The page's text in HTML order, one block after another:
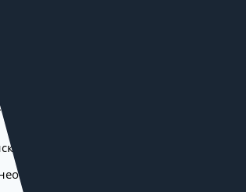
для небольшого бизнеса
магазина. Как правило, это не
и 1-2 регионов продаж.
аудит и устранение ошибок на
продвижения (SEO);
изменения на сайте;